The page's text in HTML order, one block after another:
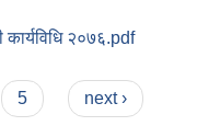
कार्यविधि २०७६.pdf
5
next ›